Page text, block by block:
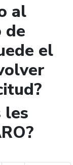
al
de
el
les